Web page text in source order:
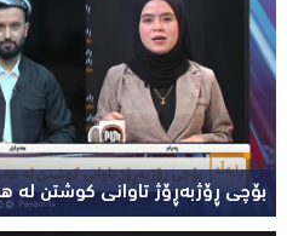
بۆچی ڕۆژبەڕۆژ تاوانی کوشتن لە